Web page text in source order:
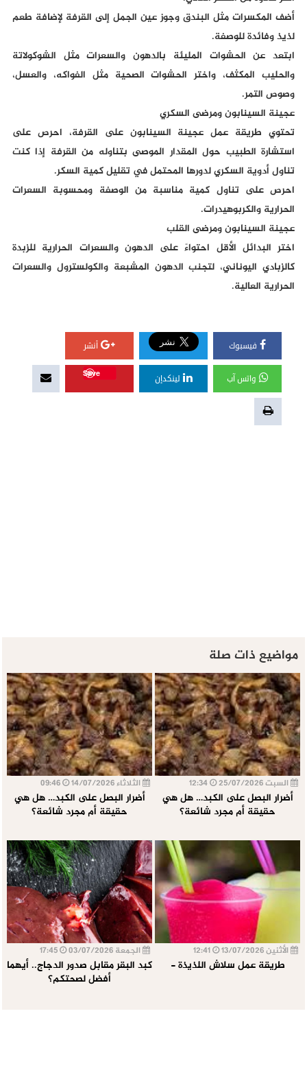
أضف المكسرات مثل البندق وجوز عين الجمل إلى القرفة لإضافة طعم
لذيذ وفائدة للوصفة.
ابتعد عن الحشوات المليئة بالدهون والسعرات مثل الشوكولاتة
والحليب المكثف، واختر الحشوات الصحية مثل الفواكه، والعسل،
وصوص التمر.
عجينة السينابون ومرضى السكري
تحتوي طريقة عمل عجينة السينابون على القرفة، احرص على
استشارة الطبيب حول المقدار الموصى بتناوله من القرفة إذا كنت
تناول أدوية السكري لدورها المحتمل في تقليل كمية السكر.
احرص على تناول كمية مناسبة من الوصفة ومحسوبة السعرات
الحرارية والكربوهيدرات.
عجينة السينابون ومرضى القلب
اختر البدائل الأقل احتواءً على الدهون والسعرات الحرارية للزبدة
كالزبادي اليوناني، لتجنب الدهون المشبعة والكولسترول والسعرات
الحرارية العالية.
فيسبوك أنشر
واتس آب لينكدإن
Save
مواضيع ذات صلة
السبت 25/07/2026
أضرار البصل على الكبد… هل هي
حقيقة أم مجرد شائعة؟
الثلاثاء 14/07/2026
أضرار البصل على الكبد… هل هي
حقيقة أم مجرد شائعة؟
الأثنين 13/07/2026
طريقة عمل سلاش اللذيذة -
الجمعة 03/07/2026
كبد البقر مقابل صدور الدجاج.. أيهما
أفضل لصحتكم؟